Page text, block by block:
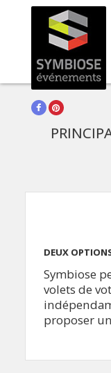
FacebookPinterest
Services
DEUX
Symbiose
volets de
proposer